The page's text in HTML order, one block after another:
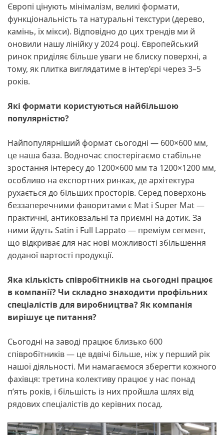
Європі цінують мінімалізм, великі формати,
функціональність та натуральні текстури (дерево,
камінь, їх мікси). Відповідно до цих трендів ми й
оновили нашу лінійку у 2024 році. Європейський
ринок приділяє більше уваги не блиску поверхні, а
тому, як плитка виглядатиме в інтер’єрі через 3–5
років.
Які формати користуються найбільшою
популярністю?
Найпопулярніший формат сьогодні — 600×600 мм,
це наша база. Водночас спостерігаємо стабільне
зростання інтересу до 1200×600 мм та 1200×1200 мм,
особливо на експортних ринках, де архітектура
рухається до більших просторів. Серед поверхонь
беззаперечними фаворитами є Mat і Super Mat —
практичні, антиковзальні та приємні на дотик. За
ними йдуть Satin і Full Lappato — преміум сегмент,
що відкриває для нас нові можливості збільшення
доданої вартості продукції.
Яка кількість співробітників на сьогодні працює
в компанії? Чи складно знаходити профільних
спеціалістів для виробництва? Як компанія
вирішує це питання?
Сьогодні на заводі працює близько 600
співробітників — це вдвічі більше, ніж у перший рік
нашої діяльності. Ми намагаємося зберегти кожного
фахівця: третина колективу працює у нас понад
п’ять років, і більшість із них пройшла шлях від
рядових спеціалістів до керівних посад.